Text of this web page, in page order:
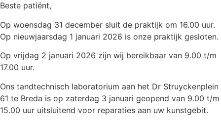
Beste patiënt,
Op woensdag 31 december sluit de praktijk om 16.00 uur.
Op nieuwjaarsdag 1 januari 2026 is onze praktijk gesloten.
Op vrijdag 2 januari 2026 zijn wij bereikbaar van 9.00 t/m
17.00 uur.
Ons tandtechnisch laboratorium aan het Dr Struyckenplein
61 te Breda is op zaterdag 3 januari geopend van 9.00 t/m
15.00 uur uitsluitend voor reparaties aan uw kunstgebit.